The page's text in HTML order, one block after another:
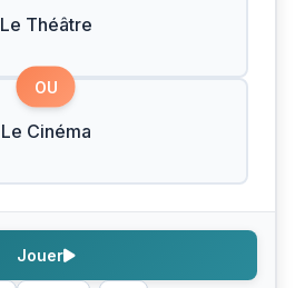
Le Théâtre
OU
Le Cinéma
Jouer